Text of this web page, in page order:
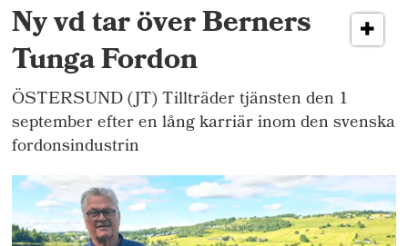
Ny vd tar över Berners
Tunga Fordon
ÖSTERSUND (JT) Tillträder tjänsten den 1
september efter en lång karriär inom den svenska
fordonsindustrin